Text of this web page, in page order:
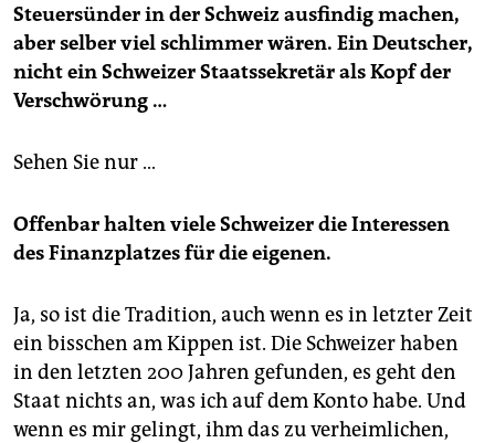
Steuersünder in der Schweiz ausfindig machen,
aber selber viel schlimmer wären. Ein Deutscher,
nicht ein Schweizer Staatssekretär als Kopf der
Verschwörung …
Sehen Sie nur …
Offenbar halten viele Schweizer die Interessen
des Finanzplatzes für die eigenen.
Ja, so ist die Tradition, auch wenn es in letzter Zeit
ein bisschen am Kippen ist. Die Schweizer haben
in den letzten 200 Jahren gefunden, es geht den
Staat nichts an, was ich auf dem Konto habe. Und
wenn es mir gelingt, ihm das zu verheimlichen,